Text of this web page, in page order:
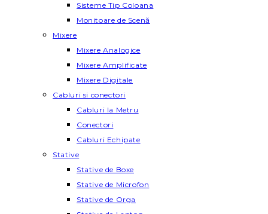
Sisteme Tip Coloana
Monitoare de Scenă
Mixere
Mixere Analogice
Mixere Amplificate
Mixere Digitale
Cabluri si conectori
Cabluri la Metru
Conectori
Cabluri Echipate
Stative
Stative de Boxe
Stative de Microfon
Stative de Orga